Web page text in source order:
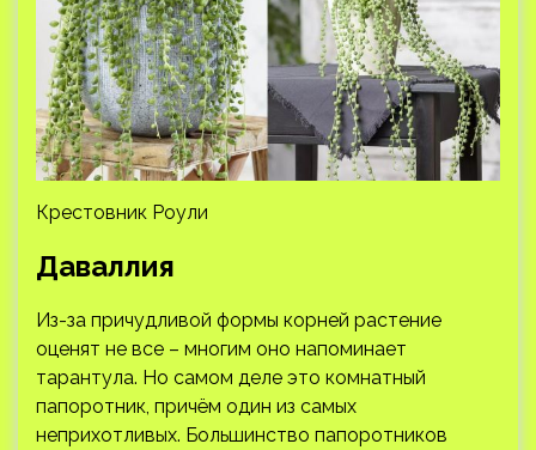
Крестовник Роули
Даваллия
Из-за причудливой формы корней растение
оценят не все – многим оно напоминает
тарантула. Но самом деле это комнатный
папоротник, причём один из самых
неприхотливых. Большинство папоротников